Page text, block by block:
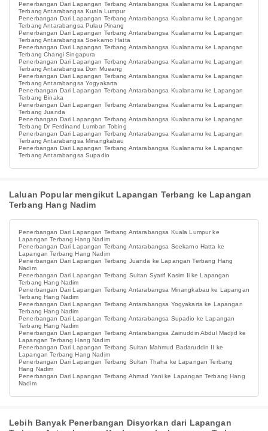
Penerbangan Dari Lapangan Terbang Antarabangsa Kualanamu ke Lapangan
Terbang Antarabangsa Kuala Lumpur
Penerbangan Dari Lapangan Terbang Antarabangsa Kualanamu ke Lapangan
Terbang Antarabangsa Pulau Pinang
Penerbangan Dari Lapangan Terbang Antarabangsa Kualanamu ke Lapangan
Terbang Antarabangsa Soekarno Hatta
Penerbangan Dari Lapangan Terbang Antarabangsa Kualanamu ke Lapangan
Terbang Changi Singapura
Penerbangan Dari Lapangan Terbang Antarabangsa Kualanamu ke Lapangan
Terbang Antarabangsa Don Mueang
Penerbangan Dari Lapangan Terbang Antarabangsa Kualanamu ke Lapangan
Terbang Antarabangsa Yogyakarta
Penerbangan Dari Lapangan Terbang Antarabangsa Kualanamu ke Lapangan
Terbang Binaka
Penerbangan Dari Lapangan Terbang Antarabangsa Kualanamu ke Lapangan
Terbang Juanda
Penerbangan Dari Lapangan Terbang Antarabangsa Kualanamu ke Lapangan
Terbang Dr Ferdinand Lumban Tobing
Penerbangan Dari Lapangan Terbang Antarabangsa Kualanamu ke Lapangan
Terbang Antarabangsa Minangkabau
Penerbangan Dari Lapangan Terbang Antarabangsa Kualanamu ke Lapangan
Terbang Antarabangsa Supadio
Laluan Popular mengikut Lapangan Terbang ke Lapangan
Terbang Hang Nadim
Penerbangan Dari Lapangan Terbang Antarabangsa Kuala Lumpur ke
Lapangan Terbang Hang Nadim
Penerbangan Dari Lapangan Terbang Antarabangsa Soekarno Hatta ke
Lapangan Terbang Hang Nadim
Penerbangan Dari Lapangan Terbang Juanda ke Lapangan Terbang Hang
Nadim
Penerbangan Dari Lapangan Terbang Sultan Syarif Kasim Ii ke Lapangan
Terbang Hang Nadim
Penerbangan Dari Lapangan Terbang Antarabangsa Minangkabau ke Lapangan
Terbang Hang Nadim
Penerbangan Dari Lapangan Terbang Antarabangsa Yogyakarta ke Lapangan
Terbang Hang Nadim
Penerbangan Dari Lapangan Terbang Antarabangsa Supadio ke Lapangan
Terbang Hang Nadim
Penerbangan Dari Lapangan Terbang Antarabangsa Zainuddin Abdul Madjid ke
Lapangan Terbang Hang Nadim
Penerbangan Dari Lapangan Terbang Sultan Mahmud Badaruddin II ke
Lapangan Terbang Hang Nadim
Penerbangan Dari Lapangan Terbang Sultan Thaha ke Lapangan Terbang
Hang Nadim
Penerbangan Dari Lapangan Terbang Ahmad Yani ke Lapangan Terbang Hang
Nadim
Lebih Banyak Penerbangan Disyorkan dari Lapangan